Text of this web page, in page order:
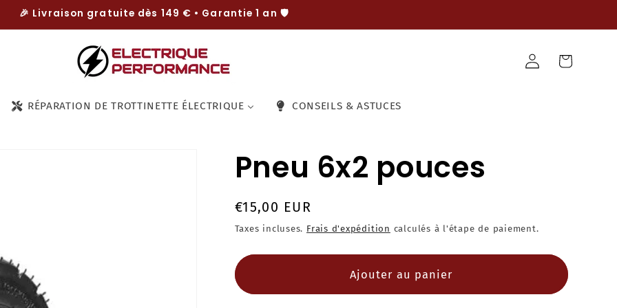
🎉 Livraison gratuite dès 149 € • Garantie 1 an 🛡️
RÉPARATION DE TROTTINETTE ÉLECTRIQUE CONSEILS & ASTUCES
ConnexionPanier
Pneu 6x2 pouces
Prix
habituel
€15,00 EUR
Taxes incluses. Frais d'expédition calculés à l'étape de paiement.
Ajouter au panier